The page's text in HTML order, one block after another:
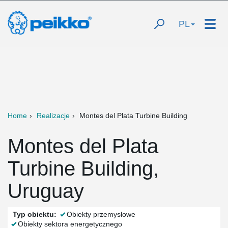
PL
Home Realizacje Montes del Plata Turbine Building
Montes del Plata
Turbine Building,
Uruguay
Typ obiektu:
Obiekty przemysłowe
Obiekty sektora energetycznego